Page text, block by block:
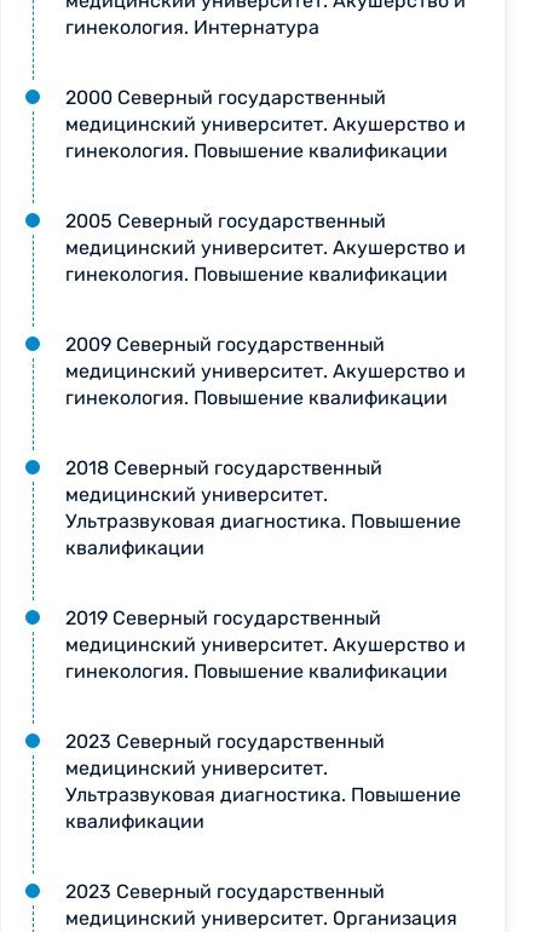
гинекология. Интернатура
2000 Северный государственный
медицинский университет. Акушерство и
гинекология. Повышение квалификации
2005 Северный государственный
медицинский университет. Акушерство и
гинекология. Повышение квалификации
2009 Северный государственный
медицинский университет. Акушерство и
гинекология. Повышение квалификации
2018 Северный государственный
медицинский университет.
Ультразвуковая диагностика. Повышение
квалификации
2019 Северный государственный
медицинский университет. Акушерство и
гинекология. Повышение квалификации
2023 Северный государственный
медицинский университет.
Ультразвуковая диагностика. Повышение
квалификации
2023 Северный государственный
медицинский университет. Организация